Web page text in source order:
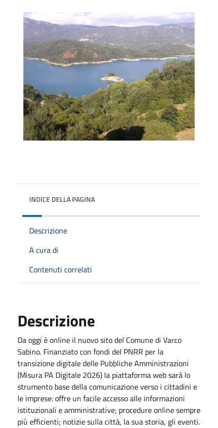
INDICE DELLA PAGINA
Descrizione
A cura di
Contenuti correlati
Descrizione
Da oggi è online il nuovo sito del Comune di Varco
Sabino. Finanziato con fondi del PNRR per la
transizione digitale delle Pubbliche Amministrazioni
(Misura PA Digitale 2026) la piattaforma web sarà lo
strumento base della comunicazione verso i cittadini e
le imprese: offre un facile accesso alle informazioni
istituzionali e amministrative; procedure online sempre
più efficienti; notizie sulla città, la sua storia, gli eventi.